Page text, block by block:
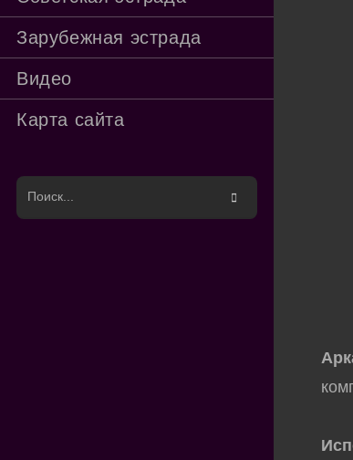
Зарубежная эстрада
Видео
Карта сайта